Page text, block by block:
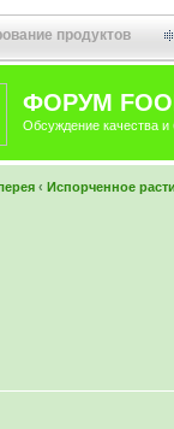
продуктов
ФОРУМ
Обсуждение качества и
‹ Испорченное